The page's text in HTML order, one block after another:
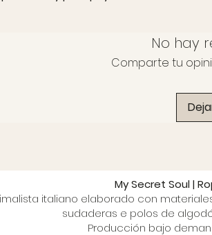
No hay
Comparte tu
My Secret Soul |
italiano elaborado con
sudaderas e polos de
Producción bajo